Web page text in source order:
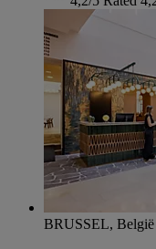
BRUSSEL, België